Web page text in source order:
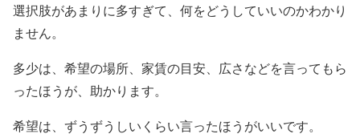
選択肢があまりに多すぎて、何をどうしていいのかわかり
ません。
多少は、希望の場所、家賃の目安、広さなどを言ってもら
ったほうが、助かります。
希望は、ずうずうしいくらい言ったほうがいいです。